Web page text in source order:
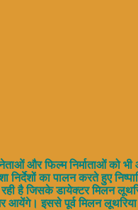
और फिल्म निर्माताओं को
का पालन करते हुए
है जिसके डायेक्टर मिलन
इससे पूर्व मिलन लूथरिया